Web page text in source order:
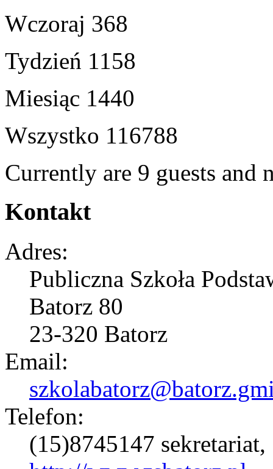
Wczoraj 368
Tydzień 1158
Miesiąc 1440
Wszystko 116788
Currently are 9 guests and
Kontakt
Adres:
Publiczna Szkoła
Batorz 80
23-320 Batorz
Email:
Telefon:
(15)8745147